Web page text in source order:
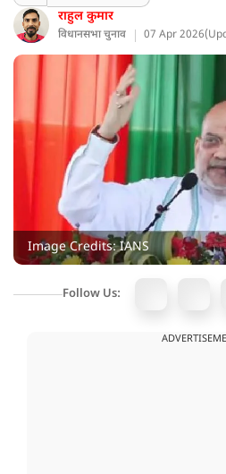
राहुल कुमार
विधानसभा चुनाव 07 Apr 2026(
Image Credits: IANS
Follow Us: